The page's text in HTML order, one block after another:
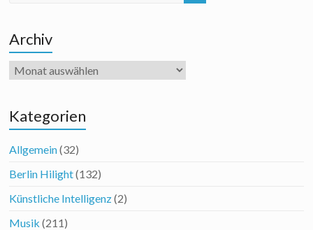
Archiv
Archiv
Kategorien
Allgemein(32)
Berlin Hilight(132)
Künstliche Intelligenz(2)
Musik (211)